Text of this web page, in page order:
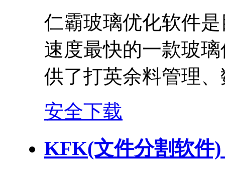
仁霸玻璃优化软件
速度最快的一款玻
供了打英余料管理
安全下载
KFK(文件分割软件)